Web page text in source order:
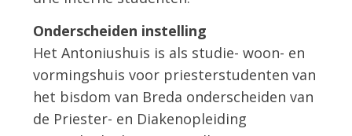
Onderscheiden instelling
Het Antoniushuis is als studie- woon- en
vormingshuis voor priesterstudenten van
het bisdom van Breda onderscheiden van
de Priester- en Diakenopleiding